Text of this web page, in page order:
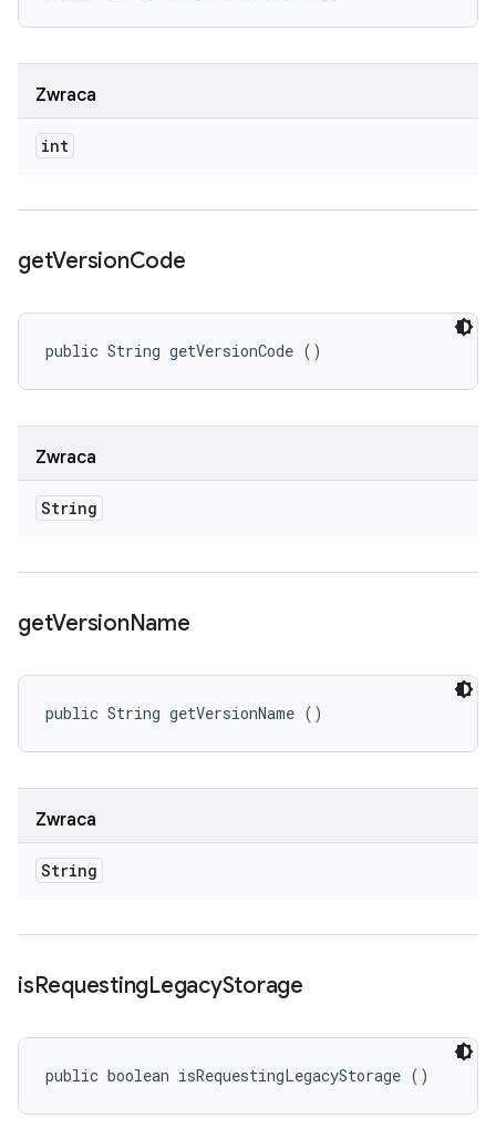
Zwraca
int
getVersionCode
public String getVersionCode ()
Zwraca
String
getVersionName
public String getVersionName ()
Zwraca
String
isRequestingLegacyStorage
public boolean isRequestingLegacyStorage ()